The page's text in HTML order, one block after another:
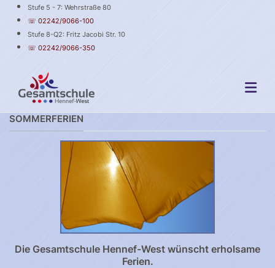
Stufe 5 - 7: Wehrstraße 80
☏ 02242/9066-100
Stufe 8-Q2: Fritz Jacobi Str. 10
☏ 02242/9066-350
SOMMERFERIEN
Die Gesamtschule Hennef-West wünscht erholsame
Ferien.